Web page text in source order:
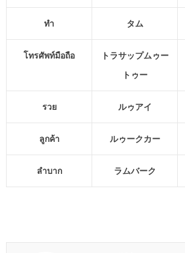
ทำ タム
โทรศัพท์มือถือ
トラサップムゥー
トゥー
รวย ルゥアイ
ลูกค้า ルゥークカー
ลำบาก ラムバーク